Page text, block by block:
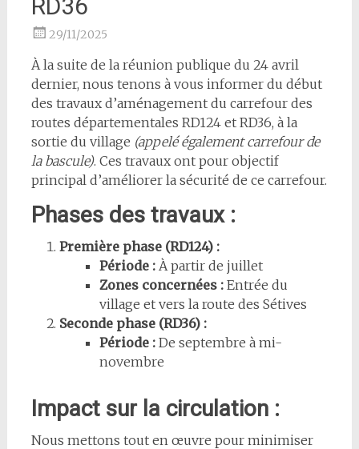
RD36
29/11/2025
À la suite de la réunion publique du 24 avril
dernier, nous tenons à vous informer du début
des travaux d’aménagement du carrefour des
routes départementales RD124 et RD36, à la
sortie du village (appelé également carrefour de
la bascule). Ces travaux ont pour objectif
principal d’améliorer la sécurité de ce carrefour.
Phases des travaux :
Première phase (RD124) :
Période :À partir de juillet
Zones concernées :Entrée du
village et vers la route des Sétives
Seconde phase (RD36) :
Période :De septembre à mi-
novembre
Impact sur la circulation :
Nous mettons tout en œuvre pour minimiser